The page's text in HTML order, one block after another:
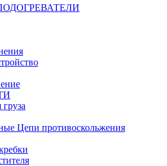
Цепи противоскольжения